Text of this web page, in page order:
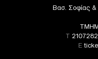
Βασ. Σοφίας &
T
E